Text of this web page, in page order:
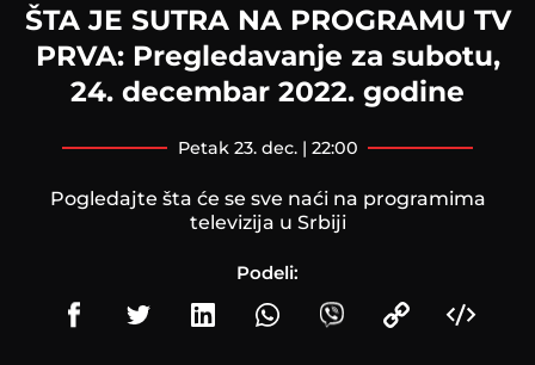
ŠTA JE SUTRA NA PROGRAMU TV
PRVA: Pregledavanje za subotu,
24. decembar 2022. godine
petak 23. dec. | 22:00
Pogledajte šta će se sve naći na programima
televizija u Srbiji
Podeli: